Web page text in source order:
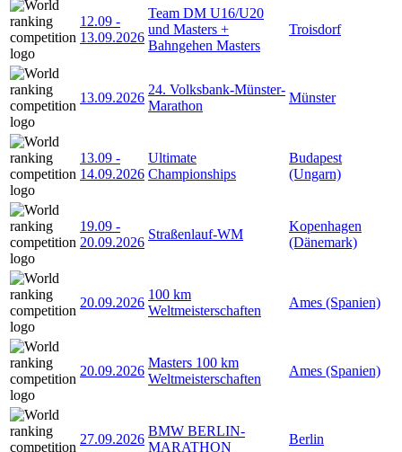
12.09 -
13.09.2026
Team DM U16/U20
und Masters +
Bahngehen Masters
Troisdorf
13.09.2026
24. Volksbank-Münster-
Marathon
Münster
13.09 -
14.09.2026
Ultimate
Championships
Budapest
(Ungarn)
19.09 -
20.09.2026
Straßenlauf-WM
Kopenhagen
(Dänemark)
20.09.2026
100 km
Weltmeisterschaften
Ames (Spanien)
20.09.2026
Masters 100 km
Weltmeisterschaften
Ames (Spanien)
27.09.2026
BMW BERLIN-
MARATHON
Berlin